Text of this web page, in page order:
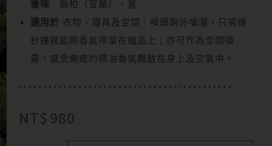
後味
扁柏（宜蘭）、薑
適用於 衣物、寢具及空間｜噴頭朝外噴灑，只需幾
秒鐘就能將香氣停留在織品上；亦可作為空間噴
霧，感受療癒的精油香氣飄散在身上及空氣中。
NT$ 980